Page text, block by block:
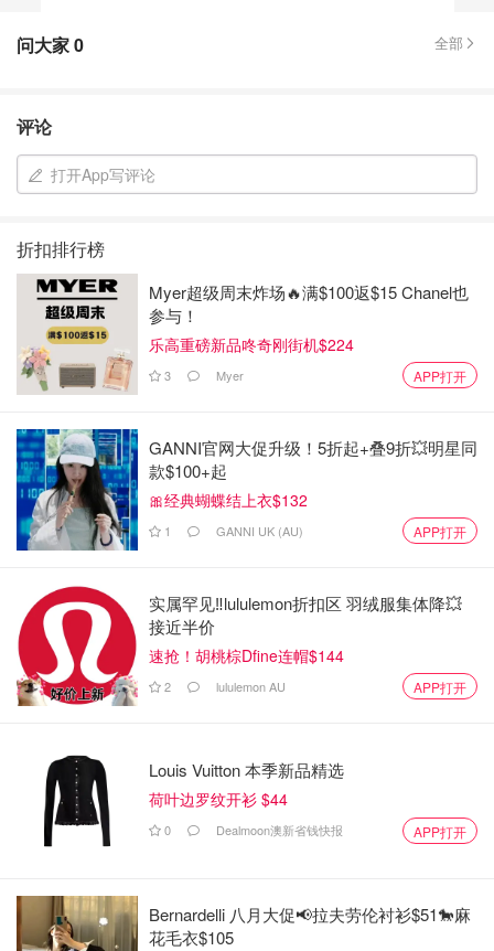
问大家0 全部
评论
打开App写评论
折扣排行榜
Myer超级周末炸场🔥满$100返$15 Chanel也
参与！
乐高重磅新品咚奇刚街机$224
3 Myer APP打开
GANNI官网大促升级！5折起+叠9折💥明星同
款$100+起
🎀经典蝴蝶结上衣$132
1 GANNI UK (AU) APP打开
实属罕见‼️lululemon折扣区 羽绒服集体降💥
接近半价
速抢！胡桃棕Dfine连帽$144
2 lululemon AU APP打开
Louis Vuitton 本季新品精选
荷叶边罗纹开衫 $44
0 Dealmoon澳新省钱快报 APP打开
Bernardelli 八月大促📢拉夫劳伦衬衫$51🐎麻
花毛衣$105